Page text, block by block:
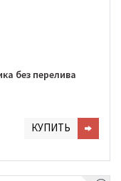
без перелива
КУПИТЬ